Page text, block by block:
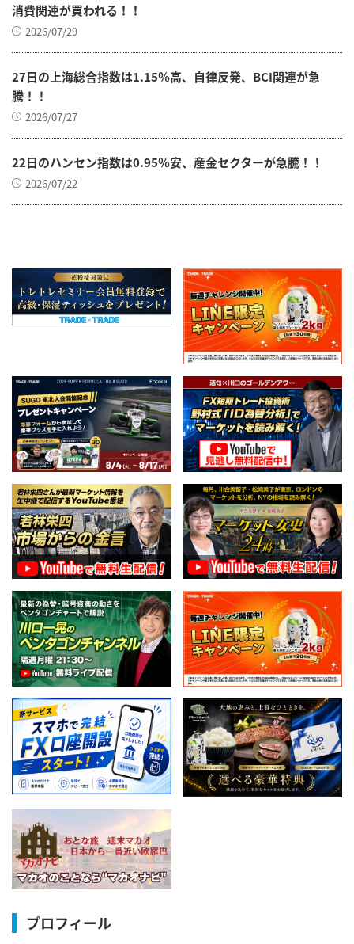
消費関連が買われる！！
2026/07/29
27日の上海総合指数は1.15％高、自律反発、BCI関連が急
騰！！
2026/07/27
22日のハンセン指数は0.95％安、産金セクターが急騰！！
2026/07/22
プロフィール